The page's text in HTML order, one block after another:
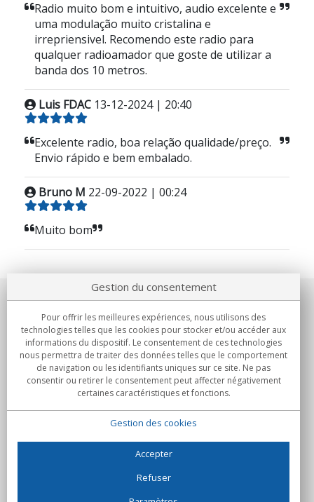
Radio muito bom e intuitivo, audio excelente e
uma modulação muito cristalina e
irrepriensivel. Recomendo este radio para
qualquer radioamador que goste de utilizar a
banda dos 10 metros.
Luis FDAC 13-12-2024 | 20:40
Excelente radio, boa relação qualidade/preço.
Envio rápido e bem embalado.
Bruno M 22-09-2022 | 00:24
Muito bom
Notre société
Engagements
Achats
Gestion du consentement
Pour offrir les meilleures expériences, nous utilisons des
technologies telles que les cookies pour stocker et/ou accéder aux
informations du dispositif. Le consentement de ces technologies
nous permettra de traiter des données telles que le comportement
de navigation ou les identifiants uniques sur ce site. Ne pas
consentir ou retirer le consentement peut affecter négativement
certaines caractéristiques et fonctions.
Gestion des cookies
Accepter
Refuser